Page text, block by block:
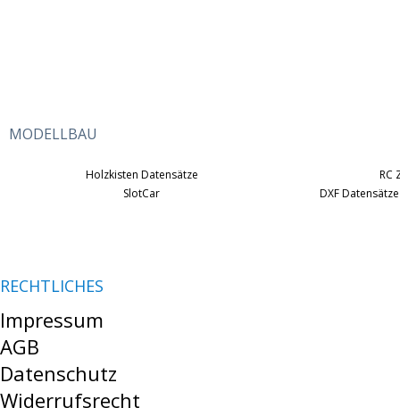
MODELLBAU
Holzkisten Datensätze
RC
SlotCar
DXF
RECHTLICHES
Impressum
AGB
Datenschutz
Widerrufsrecht